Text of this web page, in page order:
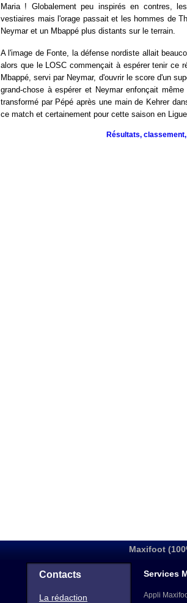
Maria ! Globalement peu inspirés en contres,
vestiaires mais l'orage passait et les hommes de
Neymar et un Mbappé plus distants sur le terrain.
A l'image de Fonte, la défense nordiste allait
alors que le LOSC commençait à espérer tenir ce
Mbappé, servi par Neymar, d'ouvrir le score d'un
grand-chose à espérer et Neymar enfonçait
transformé par Pépé après une main de Kehrer
ce match et certainement pour cette saison en
Résultats,
Maxifoot
Contacts
La rédaction
Services
Appli